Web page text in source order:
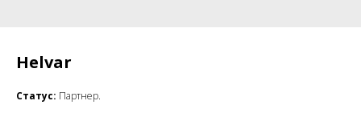
Helvar
Статус: Партнер.